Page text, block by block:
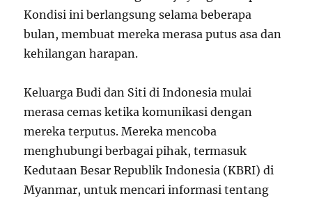
Kondisi ini berlangsung selama beberapa
bulan, membuat mereka merasa putus asa dan
kehilangan harapan.
Keluarga Budi dan Siti di Indonesia mulai
merasa cemas ketika komunikasi dengan
mereka terputus. Mereka mencoba
menghubungi berbagai pihak, termasuk
Kedutaan Besar Republik Indonesia (KBRI) di
Myanmar, untuk mencari informasi tentang